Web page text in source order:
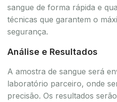
sangue de forma rápida e
técnicas que garantem o
segurança.
Análise e Resultados
A amostra de sangue será
laboratório parceiro, onde
precisão. Os resultados